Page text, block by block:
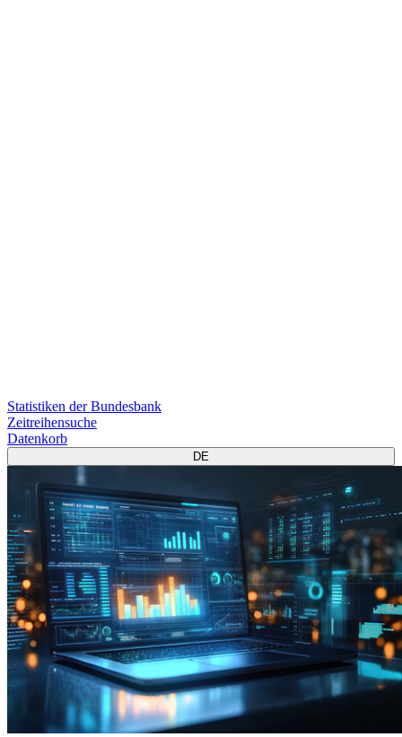
Statistiken der Bundesbank
Zeitreihensuche
Datenkorb
DE